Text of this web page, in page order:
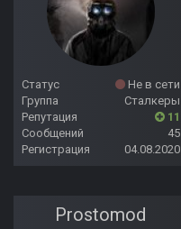
Статус
Не в сети
Группа
Сталкеры
Репутация
11
Сообщений
45
Регистрация
04.08.2020
Prostomod